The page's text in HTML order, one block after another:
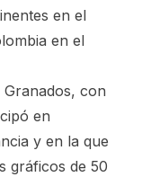
en el
en el
con
en
y en la que
gráficos de 50